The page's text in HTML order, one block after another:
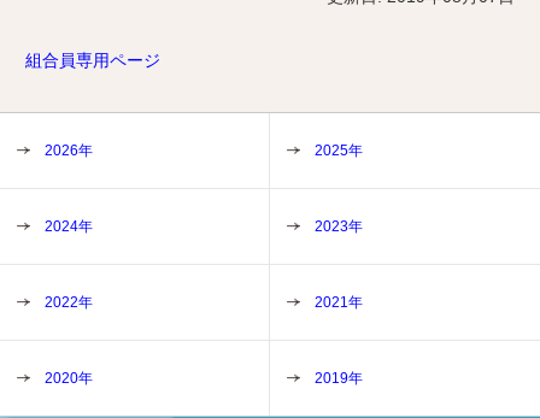
組合員専用ページ
2026年 2025年
2024年 2023年
2022年 2021年
2020年 2019年